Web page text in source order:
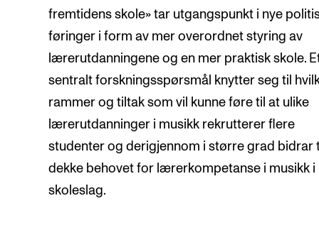
fremtidens skole» tar utgangspunkt i nye
føringer i form av mer overordnet styring av
lærerutdanningene og en mer praktisk skole.
sentralt forskningsspørsmål knytter seg til
rammer og tiltak som vil kunne føre til at ulike
lærerutdanninger i musikk rekrutterer flere
studenter og derigjennom i større grad bidrar
dekke behovet for lærerkompetanse i musikk i
skoleslag.